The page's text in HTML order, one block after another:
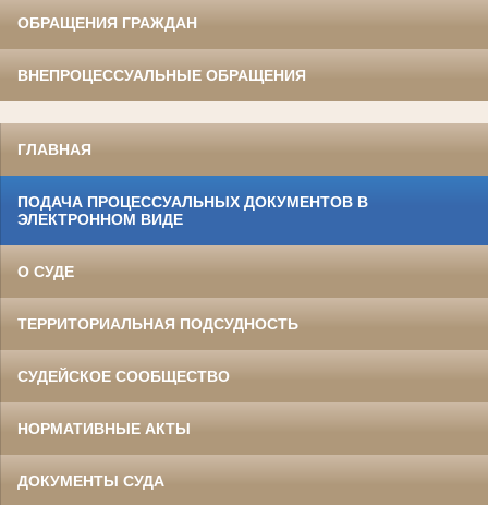
ОБРАЩЕНИЯ ГРАЖДАН
ВНЕПРОЦЕССУАЛЬНЫЕ ОБРАЩЕНИЯ
ГЛАВНАЯ
ПОДАЧА ПРОЦЕССУАЛЬНЫХ ДОКУМЕНТОВ В
ЭЛЕКТРОННОМ ВИДЕ
О СУДЕ
ТЕРРИТОРИАЛЬНАЯ ПОДСУДНОСТЬ
СУДЕЙСКОЕ СООБЩЕСТВО
НОРМАТИВНЫЕ АКТЫ
ДОКУМЕНТЫ СУДА